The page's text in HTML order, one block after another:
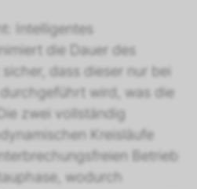
Intelligentes
die Dauer des
dass dieser nur bei
wird, was die
zwei vollständig
Kreisläufe
Betrieb
wodurch